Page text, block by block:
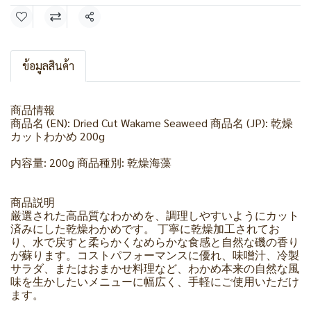
共有
ข้อมูลสินค้า
商品情報
商品名 (EN): Dried Cut Wakame Seaweed 商品名 (JP): 乾燥
カットわかめ 200g
内容量: 200g 商品種別: 乾燥海藻
商品説明
厳選された高品質なわかめを、調理しやすいようにカット
済みにした乾燥わかめです。 丁寧に乾燥加工されてお
り、水で戻すと柔らかくなめらかな食感と自然な磯の香り
が蘇ります。コストパフォーマンスに優れ、味噌汁、冷製
サラダ、またはおまかせ料理など、わかめ本来の自然な風
味を生かしたいメニューに幅広く、手軽にご使用いただけ
ます。